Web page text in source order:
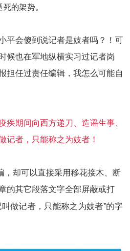
的架势。
平会傻到说记者是妓者吗？！可
候也在军地纵横实习过记者岗
担任过责任编辑，我怎么可能自
疾期间向西方递刀、造谣生事、
记者，只能称之为妓者！
，却可以直接采用移花接木、断
的其它段落文字全部屏蔽或打
做记者，只能称之为妓者”的字